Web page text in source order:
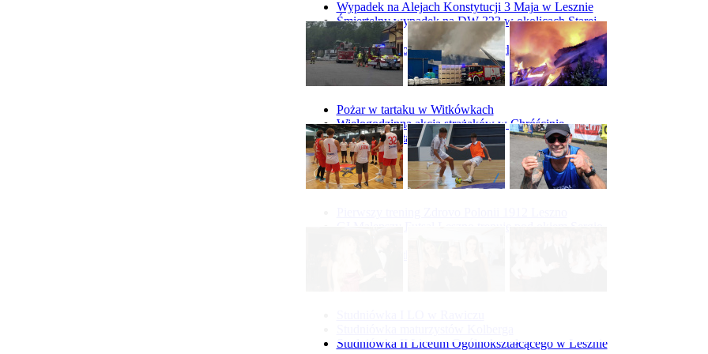
Wypadek na Alejach Konstytucji 3 Maja w Lesznie
Śmiertelny wypadek na DW 323 w okolicach Starej
Góry
Wypadek na obwodnicy Święciechowy
Pożar w tartaku w Witkówkach
Wielogodzinna akcja strażaków w Chróścinie
Pożar hali tartaku w Racocie
Studniówka II Liceum Ogólnokształcącego w Lesznie